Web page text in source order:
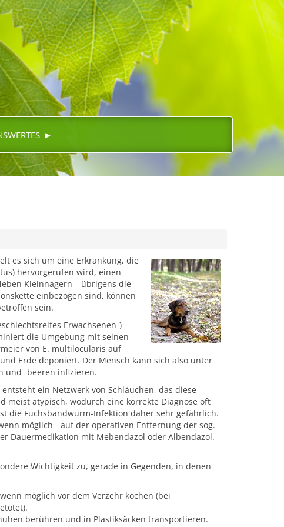
▸
es sich um eine Erkrankung, die
hervorgerufen wird, einen
Kleinnagern – übrigens die
einbezogen sind, können
sein.
Erwachsenen-)
die Umgebung mit seinen
von E. multilocularis auf
Erde deponiert. Der Mensch kann sich also unter
und -beeren infizieren.
ein Netzwerk von Schläuchen, das diese
meist atypisch, wodurch eine korrekte Diagnose oft
die Fuchsbandwurm-Infektion daher sehr gefährlich.
möglich - auf der operativen Entfernung der sog.
Dauermedikation mit Mebendazol oder Albendazol.
Wichtigkeit zu, gerade in Gegenden, in denen
möglich vor dem Verzehr kochen (bei
berühren und in Plastiksäcken transportieren.